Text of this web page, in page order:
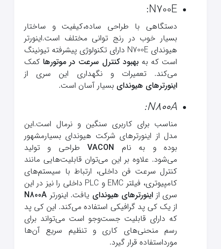
N700E:
دستگاهی با طراحی ساده،کیفیت و ساختار
بسیار خوب در رنج‌ توانی مختلف است.اینورتر
هیوندای N700E دارای تکنولوژی پیشرفته تیونینگ
است که بهبهبود کنترل سرعت در موتورهاکمک
می‌کند. تعمیرات و نگهداری این سری از
اینورترهای هیوندای بسیار آسان است.
N800A:
مناسب برای کاربری سنگین و نرمال است.این
مدل از اینورترهای شرکت هیوندای بسیارمشهور
بوده و به نام VACONطراحی و تولید
می‌شود. علاوه بر این می‌توان قابلیت‌هایی مانند
کنترل سرعت فن داخلی، ارتباط با سیستم‌های
کامپیوتری، فیلتر EMC و PLC داخلی را نیز در این
سری از اینورترهای هیوندای یافت. اینورتر N800A
از یک کی پد گرافیکی استفاده می‌کند. این کی پد
که دارای قابلیت جست‌وجو است می‌تواند برای
رسم منحنی‌های کاری و تنظیم سریع آن‌ها
مورداستفاده قرار گیرد.